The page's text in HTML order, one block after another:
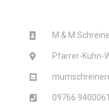
M & M
Pfarrer-Kuhn-
09766 9400061